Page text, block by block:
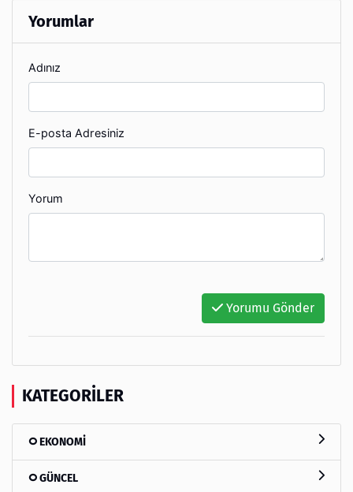
Yorumlar
Adınız
E-posta Adresiniz
Yorum
Yorumu Gönder
KATEGORILER
EKONOMİ
GÜNCEL